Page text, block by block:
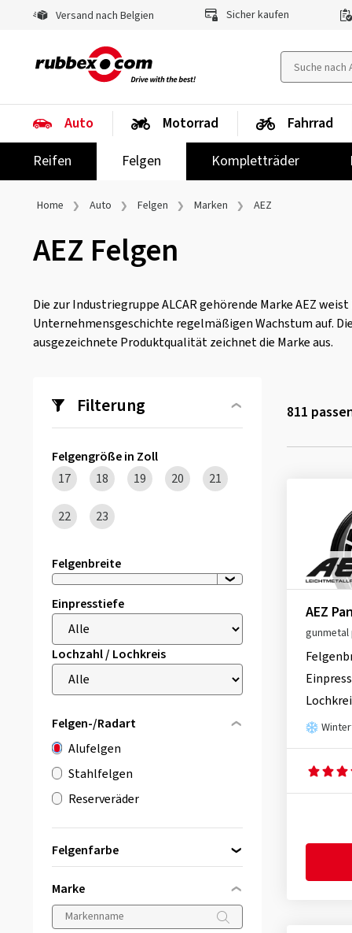
Versand nach Belgien Sicher kaufen
Auto
Reifen
Felgen Kompletträder
Motorrad Fahrrad
Home Auto Felgen Marken AEZ
AEZ Felgen
Die zur Industriegruppe ALCAR gehörende Marke AEZ
Unternehmensgeschichte regelmäßigen Wachstum auf.
ausgezeichnete Produktqualität zeichnet die Marke aus.
Filterung
Felgengröße in Zoll
17
18 19 20 21
22 23
Felgenbreite
Einpresstiefe
Lochzahl / Lochkreis
Felgen-/Radart
Alufelgen
Stahlfelgen
Reserveräder
Felgenfarbe
schwarz(552)
Marke
811
AEZ